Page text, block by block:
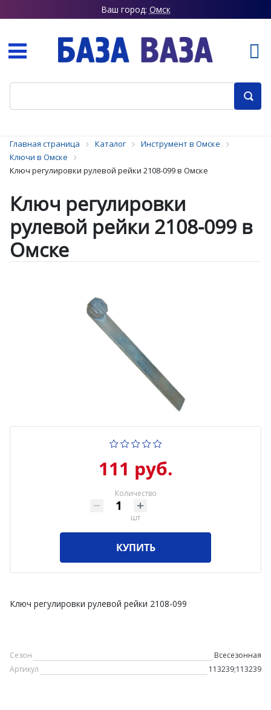
Ваш город: Омск
Главная страница Каталог
Инструмент в Омске
Ключи в Омске
Ключ регулировки рулевой рейки 2108-099 в Омске
Ключ регулировки
рулевой рейки 2108-099 в
Омске
111 руб.
Количество
шт
КУПИТЬ
Ключ регулировки рулевой рейки 2108-099
Сезон
Всесезонная
Артикул
113239;113239